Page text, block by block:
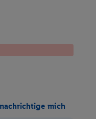
mich